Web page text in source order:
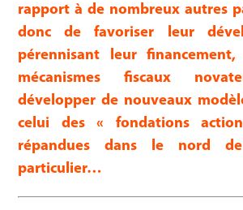
rapport à de nombreux autres
donc de favoriser leur
pérennisant leur
mécanismes fiscaux
développer de nouveaux
celui des « fondations
répandues dans le nord
particulier…